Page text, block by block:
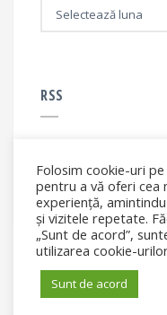
RSS
RSS - articole
© Elena Filip. All rights
Folosim cookie-uri
pentru a vă oferi cea
experiență,
și vizitele repetate.
„Sunt de acord”,
utilizarea cookie-
Sunt de acord